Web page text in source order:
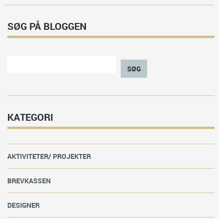
SØG PÅ BLOGGEN
SØG
KATEGORI
AKTIVITETER/ PROJEKTER
BREVKASSEN
DESIGNER